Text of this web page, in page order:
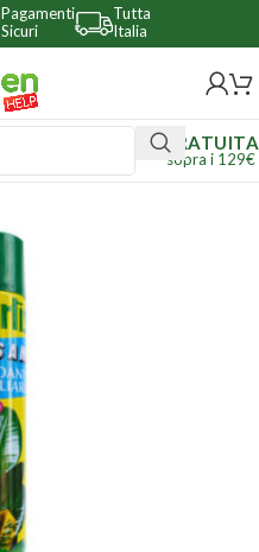
Pagamenti
Sicuri
Tutta
Italia
GRATUITA
sopra i 129€